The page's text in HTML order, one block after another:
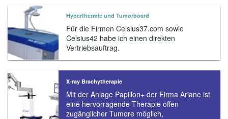
Hyperthermie und Tumorboard
Für die Firmen Celsius37.com sowie
Celsius42 habe ich einen direkten
Vertriebsauftrag.
X-ray Brachytherapie
Mit der Anlage Papillon+ der Firma Ariane ist
eine hervorragende Therapie offen
zugänglicher Tumore möglich,